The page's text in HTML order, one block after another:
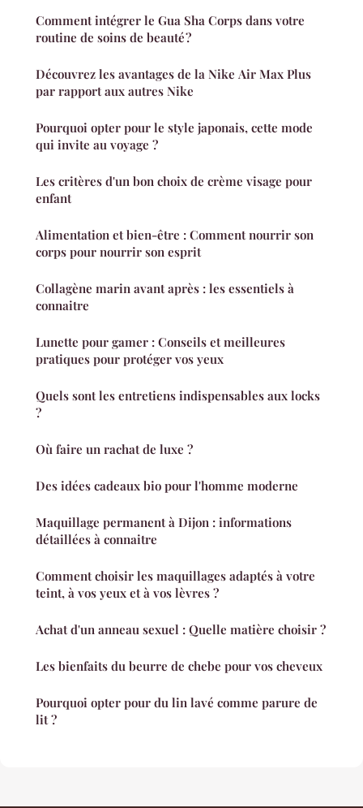
Comment intégrer le Gua Sha Corps dans votre
routine de soins de beauté ?
Découvrez les avantages de la Nike Air Max Plus
par rapport aux autres Nike
Pourquoi opter pour le style japonais, cette mode
qui invite au voyage ?
Les critères d'un bon choix de crème visage pour
enfant
Alimentation et bien-être : Comment nourrir son
corps pour nourrir son esprit
Collagène marin avant après : les essentiels à
connaitre
Lunette pour gamer : Conseils et meilleures
pratiques pour protéger vos yeux
Quels sont les entretiens indispensables aux locks
?
Où faire un rachat de luxe ?
Des idées cadeaux bio pour l'homme moderne
Maquillage permanent à Dijon : informations
détaillées à connaitre
Comment choisir les maquillages adaptés à votre
teint, à vos yeux et à vos lèvres ?
Achat d'un anneau sexuel : Quelle matière choisir ?
Les bienfaits du beurre de chebe pour vos cheveux
Pourquoi opter pour du lin lavé comme parure de
lit ?